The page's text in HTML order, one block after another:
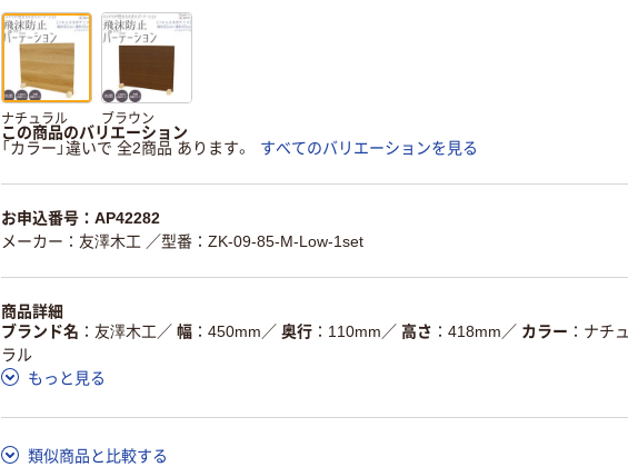
ナチュラル ブラウン
この商品のバリエーション
「カラー」違いで 全2商品 あります。
すべてのバリエーションを見る
お申込番号：AP42282
メーカー：友澤木工 ／型番：ZK-09-85-M-Low-1set
商品詳細
ブランド名
友澤木工 ／ 幅 450mm ／ 奥行 110mm ／ 高さ 418mm ／ カラー
ナチュ
ラル
もっと見る
類似商品と比較する